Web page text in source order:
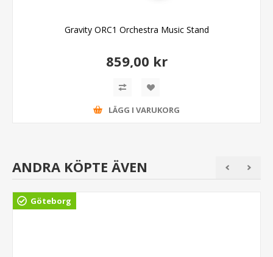
Gravity ORC1 Orchestra Music Stand
859,00 kr
LÄGG I VARUKORG
ANDRA KÖPTE ÄVEN
Göteborg